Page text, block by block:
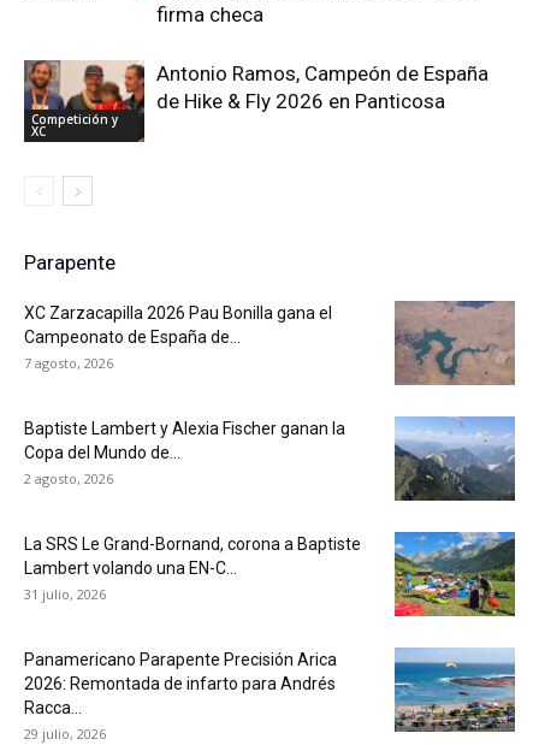
firma checa
Competición y
XC
Antonio Ramos, Campeón de España
de Hike & Fly 2026 en Panticosa
Parapente
XC Zarzacapilla 2026 Pau Bonilla gana el
Campeonato de España de...
7 agosto, 2026
Baptiste Lambert y Alexia Fischer ganan la
Copa del Mundo de...
2 agosto, 2026
La SRS Le Grand-Bornand, corona a Baptiste
Lambert volando una EN-C...
31 julio, 2026
Panamericano Parapente Precisión Arica
2026: Remontada de infarto para Andrés
Racca...
29 julio, 2026